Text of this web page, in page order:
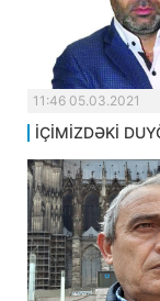
11:46 05.03.2021
İÇİMİZDƏKİ